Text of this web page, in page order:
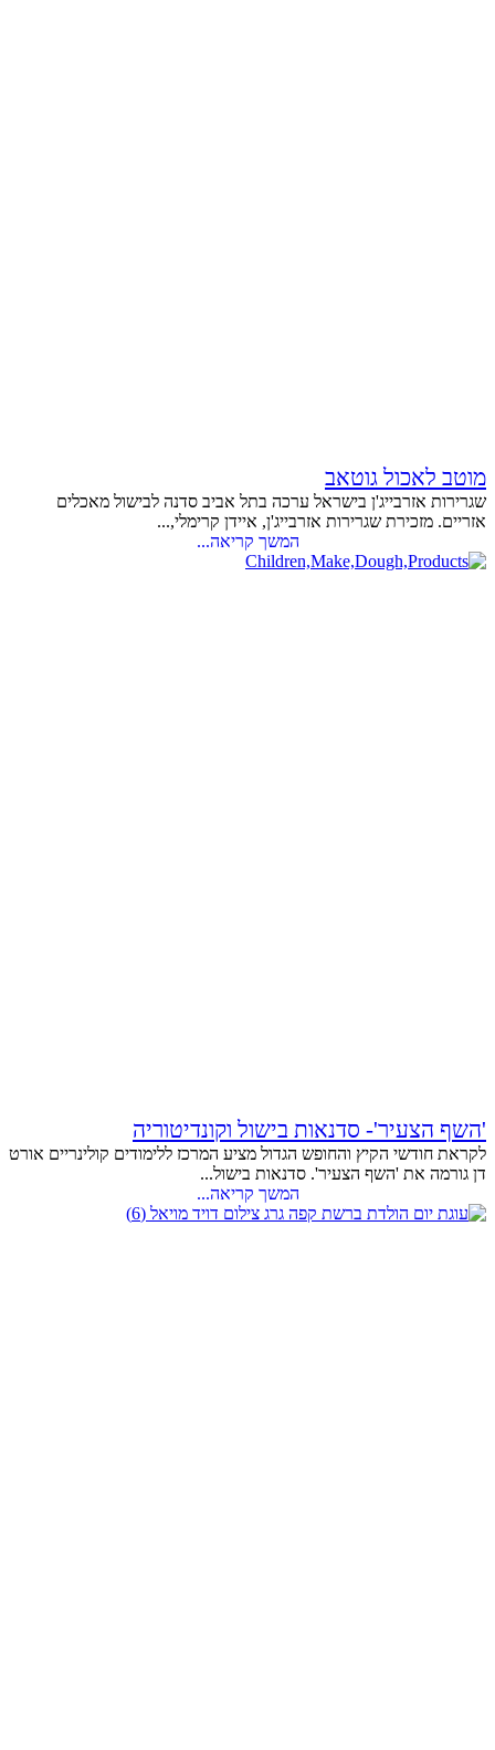
מוטב לאכול גוטאב
שגרירות אזרבייג'ן בישראל ערכה בתל אביב סדנה לבישול מאכלים
אזריים. מזכירת שגרירות אזרבייג'ן, איידן קרימלי,...
המשך קריאה...
'השף הצעיר'- סדנאות בישול וקונדיטוריה
לקראת חודשי הקיץ והחופש הגדול מציע המרכז ללימודים קולינריים אורט
דן גורמה את 'השף הצעיר'. סדנאות בישול...
המשך קריאה...